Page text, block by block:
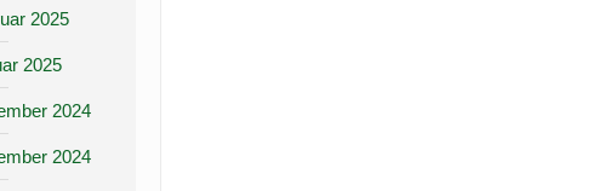
2025
2025
2024
2024